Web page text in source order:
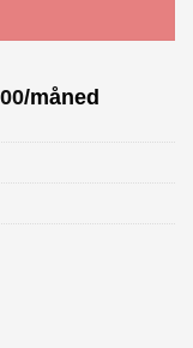
/måned